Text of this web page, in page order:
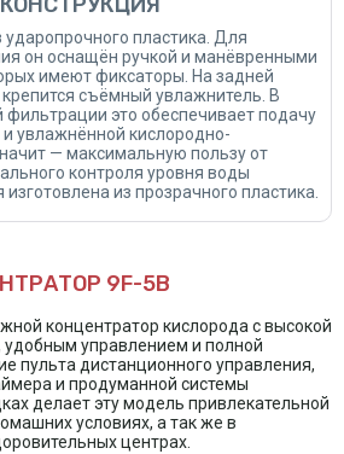
ударопрочного пластика. Для
он оснащён ручкой и манёвренными
имеют фиксаторы. На задней
съёмный увлажнитель. В
фильтрации это обеспечивает подачу
увлажнённой кислородно-
— максимальную пользу от
контроля уровня воды
из прозрачного пластика.
9F-5B
концентратор кислорода с высокой
управлением и полной
пульта дистанционного управления,
и продуманной системы
делает эту модель привлекательной
условиях, а так же в
центрах.